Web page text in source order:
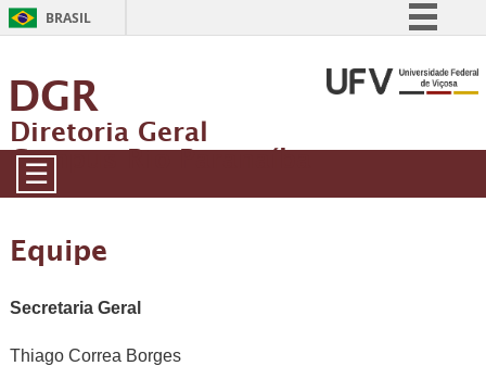
BRASIL
Comunica BR
DGR
Diretoria Geral
Campus Rio Paranaíba
☰
Equipe
Secretaria Geral
Thiago Correa Borges